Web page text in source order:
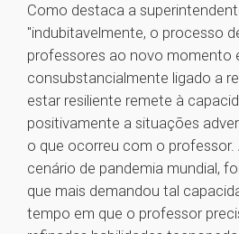
Como destaca a
"indubitavelmente, o processo
professores ao novo momento
consubstancialmente ligado a
estar resiliente remete à
positivamente a situações
o que ocorreu com o professor.
cenário de pandemia mundial,
que mais demandou tal
tempo em que o professor